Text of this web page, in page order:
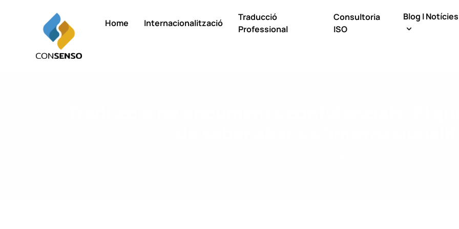
Home Internacionalització
Traducció
Professional
Consultoria
ISO
Blog I Notícies